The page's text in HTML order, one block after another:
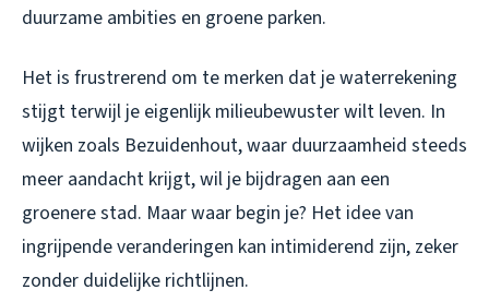
duurzame ambities en groene parken.
Het is frustrerend om te merken dat je waterrekening
stijgt terwijl je eigenlijk milieubewuster wilt leven. In
wijken zoals Bezuidenhout, waar duurzaamheid steeds
meer aandacht krijgt, wil je bijdragen aan een
groenere stad. Maar waar begin je? Het idee van
ingrijpende veranderingen kan intimiderend zijn, zeker
zonder duidelijke richtlijnen.